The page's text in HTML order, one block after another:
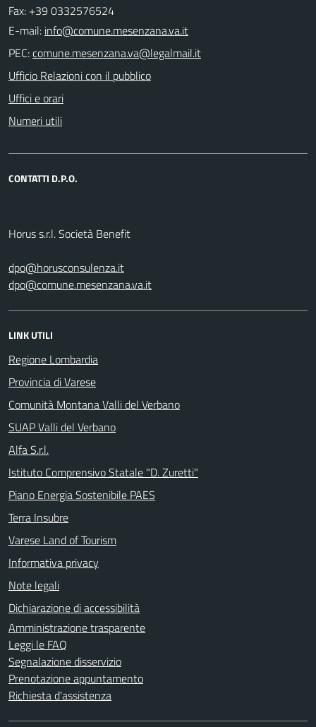
Fax: +39 0332576524
E-mail:
PEC:
Ufficio Relazioni con il pubblico
Uffici e orari
Numeri utili
CONTATTI D.P.O.
Horus s.r.l. Società Benefit
dpo@horusconsulenza.it
dpo@comune.mesenzana.va.it
LINK UTILI
Regione Lombardia
Provincia di Varese
Comunità Montana Valli del Verbano
SUAP Valli del Verbano
Alfa S.r.l.
Istituto Comprensivo Statale "D. Zuretti"
Piano Energia Sostenibile PAES
Terra Insubre
Varese Land of Tourism
Informativa privacy
Note legali
Dichiarazione di accessibilità
Amministrazione trasparente
Leggi le FAQ
Segnalazione disservizio
Prenotazione appuntamento
Richiesta d'assistenza